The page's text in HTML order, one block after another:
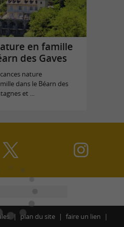
en famille
des Gaves
nature
dans le Béarn des
et ...
plan du site faire un lien